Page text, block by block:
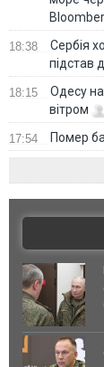
18:38
Сербія
підстав
18:15
Одесу
вітром
17:54 Помер